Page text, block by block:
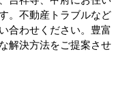
。不動産トラブルなど
合わせください。豊富
解決方法をご提案させ